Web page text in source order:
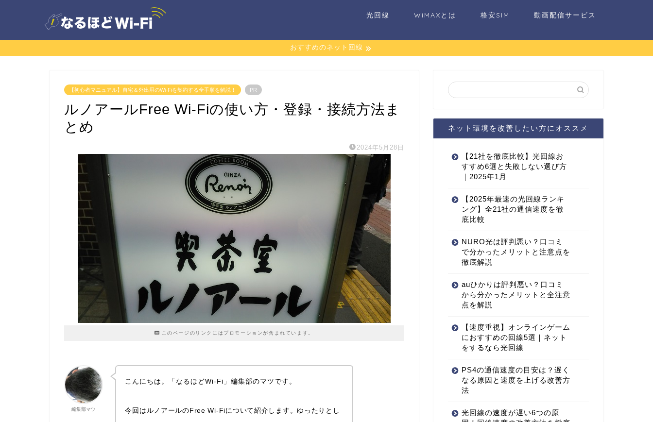
光回線 WiMAXとは 格安SIM 動画配信サービス
おすすめのネット回線
【初心者マニュアル】自宅＆外出用のWi-Fiを契約する全手順を解説！ PR
ルノアールFree Wi-Fiの使い方・登録・接続方法ま
とめ
2024年5月28日
このページのリンクにはプロモーションが含まれています。
編集部マツ
こんにちは。「なるほどWi-Fi」編集部のマツです。
今回はルノアールのFree Wi-Fiについて紹介します。ゆったりとし
ネット環境を改善したい方にオススメ
【21社を徹底比較】光回線お
すすめ6選と失敗しない選び方
｜2025年1月
【2025年最速の光回線ランキ
ング】全21社の通信速度を徹
底比較
NURO光は評判悪い？口コミ
で分かったメリットと注意点を
徹底解説
auひかりは評判悪い？口コミ
から分かったメリットと全注意
点を解説
【速度重視】オンラインゲーム
におすすめの回線5選｜ネット
をするなら光回線
PS4の通信速度の目安は？遅く
なる原因と速度を上げる改善方
法
光回線の速度が遅い6つの原